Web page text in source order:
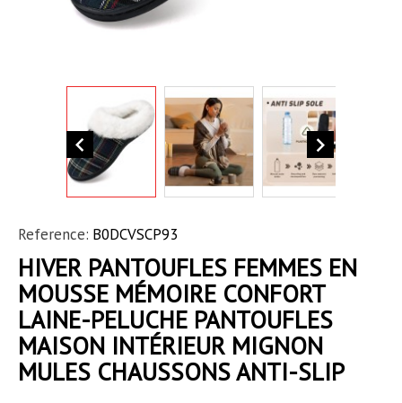
 
Reference: B0DCVSCP93
HIVER PANTOUFLES FEMMES EN
MOUSSE MÉMOIRE CONFORT
LAINE-PELUCHE PANTOUFLES
MAISON INTÉRIEUR MIGNON
MULES CHAUSSONS ANTI-SLIP